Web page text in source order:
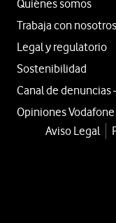
Quiénes somos
Trabaja con nosotros
Legal y regulatorio
Sostenibilidad
Canal de denuncias
Opiniones Vodafone
Aviso Legal